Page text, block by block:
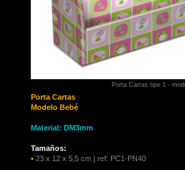
Porta Cartas tipo 1 -
Porta Cartas
Modelo Bebé
Material: DM3mm
Tamaños:
• 23 x 12 x 5,5 cm | ref: PC1-PN40